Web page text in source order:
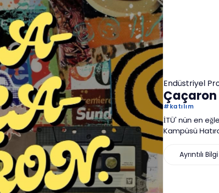
Endüstriyel
Çaçaron
#katılım
İTÜ' nün en
Kampüsü
Ayrıntılı Bilgi